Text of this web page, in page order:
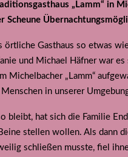
„Lamm“ in
Scheune
örtliche Gasthaus so etwas
und Michael Häfner war
Michelbacher „Lamm“
in unserer
bleibt, hat sich die Familie
stellen wollen. Als dann
schließen musste, fiel